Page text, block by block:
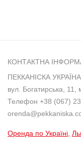
КОНТАКТНА
ПЕККАНІСКА УКРАЇНА
вул. Богатирська, 11,
Телефон +38 (067)
Оренда по Україні